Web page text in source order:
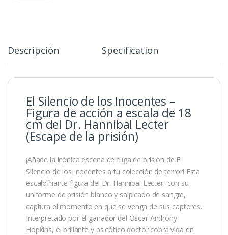
Descripción Specification
El Silencio de los Inocentes –
Figura de acción a escala de 18
cm del Dr. Hannibal Lecter
(Escape de la prisión)
¡Añade la icónica escena de fuga de prisión de El
Silencio de los Inocentes a tu colección de terror! Esta
escalofriante figura del Dr. Hannibal Lecter, con su
uniforme de prisión blanco y salpicado de sangre,
captura el momento en que se venga de sus captores.
Interpretado por el ganador del Óscar Anthony
Hopkins, el brillante y psicótico doctor cobra vida en